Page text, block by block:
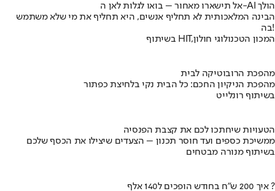
אל תישארו מאחור – בואו לגלות לאן ה-AI הולך
הבינה המלאכותית לא תחליף אנשים, היא תחליף את מי שלא משתמש
בה!
בשיתוף HIT,המכון הטכנולוגי חולון
מהפכת הרובוטיקה לבית
מהפכת הניקיון החכם: כל הבית נקי בלחיצת כפתור
בשיתוף רונלייט
הטעויות שיחתכו לכם את קצבת הפנסיה
ממשיכת כספים ועד חוסר תכנון – הצעדים שיצילו את הכסף שלכם
בשיתוף מנורה מבטחים
איך 200 ש"ח בחודש הופכים ל140 אלף ?